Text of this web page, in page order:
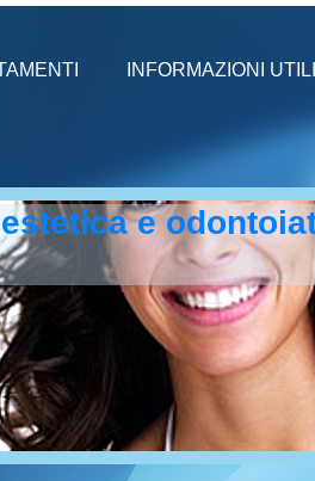
INFORMAZIONI UTILI
e